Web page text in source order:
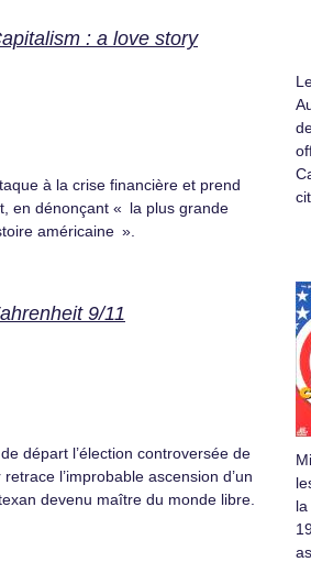
: a love story
à la crise financière et prend
en dénonçant « la plus grande
américaine ».
9/11
départ l’élection controversée de
l’improbable ascension d’un
devenu maître du monde libre.